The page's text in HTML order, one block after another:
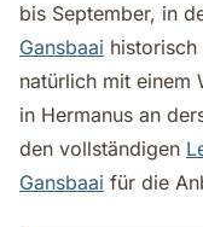
bis September, in
Gansbaai
natürlich mit einem
in Hermanus an
den vollständigen
Gansbaai für die